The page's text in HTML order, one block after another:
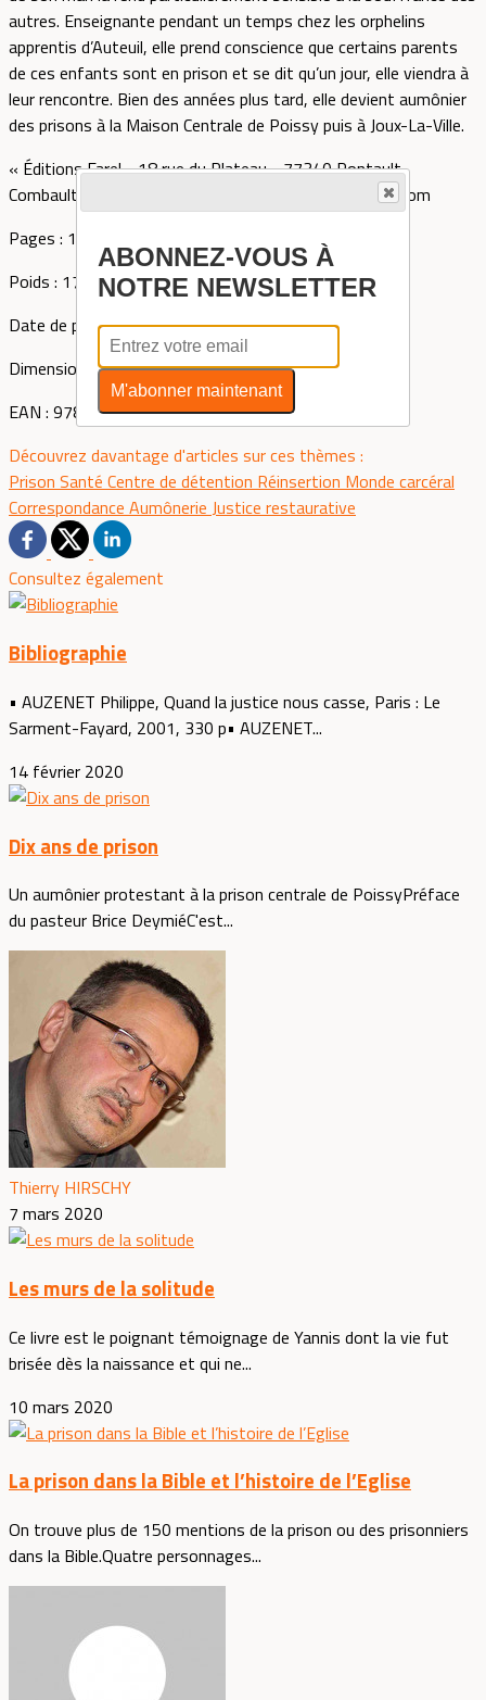
autres. Enseignante pendant un temps chez les orphelins
apprentis d’Auteuil, elle prend conscience que certains parents
de ces enfants sont en prison et se dit qu’un jour, elle viendra à
leur rencontre. Bien des années plus tard, elle devient aumônier
des prisons à la Maison Centrale de Poissy puis à Joux-La-Ville.
« Éditions Farel - 18 rue du Plateau - 77340 Pontault-
Combault - France » site Internet: www.editionsfarel.com
Pages : 136
Poids : 175 grammes
Date de parution : avril 2024
Dimensions : 14 x 21 x 0,8 centimètres
EAN : 9782863145555
Découvrez davantage d'articles sur ces thèmes :
Prison Santé Centre de détention Réinsertion Monde carcéral
Correspondance Aumônerie Justice restaurative
Consultez également
Bibliographie
• AUZENET Philippe, Quand la justice nous casse, Paris : Le
Sarment-Fayard, 2001, 330 p• AUZENET...
14 février 2020
Dix ans de prison
Un aumônier protestant à la prison centrale de PoissyPréface
du pasteur Brice DeymiéC'est...
Thierry HIRSCHY
7 mars 2020
Les murs de la solitude
Ce livre est le poignant témoignage de Yannis dont la vie fut
brisée dès la naissance et qui ne...
10 mars 2020
La prison dans la Bible et l’histoire de l’Eglise
On trouve plus de 150 mentions de la prison ou des prisonniers
dans la Bible.Quatre personnages...
ABONNEZ-VOUS À
NOTRE NEWSLETTER
M'abonner maintenant